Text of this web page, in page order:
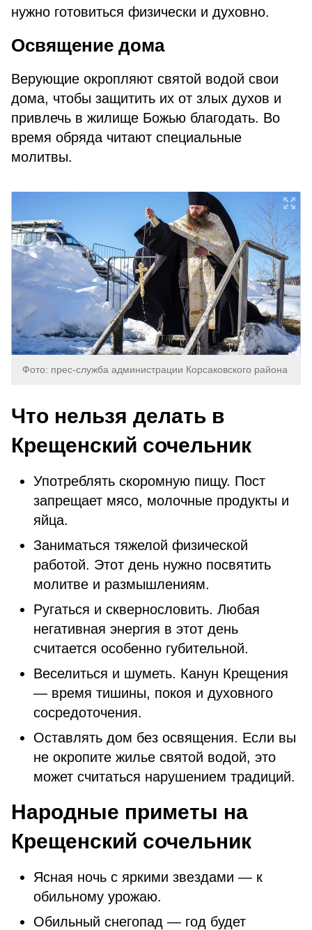
нужно готовиться физически и духовно.
Освящение дома
Верующие окропляют святой водой свои
дома, чтобы защитить их от злых духов и
привлечь в жилище Божью благодать. Во
время обряда читают специальные
молитвы.
Фото: прес-служба администрации Корсаковского района
Что нельзя делать в
Крещенский сочельник
Употреблять скоромную пищу. Пост
запрещает мясо, молочные продукты и
яйца.
Заниматься тяжелой физической
работой. Этот день нужно посвятить
молитве и размышлениям.
Ругаться и сквернословить. Любая
негативная энергия в этот день
считается особенно губительной.
Веселиться и шуметь. Канун Крещения
— время тишины, покоя и духовного
сосредоточения.
Оставлять дом без освящения. Если вы
не окропите жилье святой водой, это
может считаться нарушением традиций.
Народные приметы на
Крещенский сочельник
Ясная ночь с яркими звездами — к
обильному урожаю.
Обильный снегопад — год будет